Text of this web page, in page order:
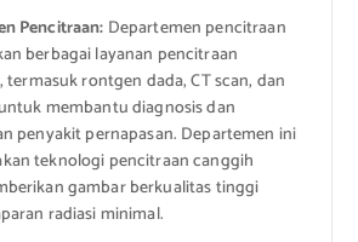
Pencitraan: Departemen pencitraan
berbagai layanan pencitraan
rontgen dada, CT scan, dan
membantu diagnosis dan
penyakit pernapasan. Departemen ini
teknologi pencitraan canggih
gambar berkualitas tinggi
radiasi minimal.